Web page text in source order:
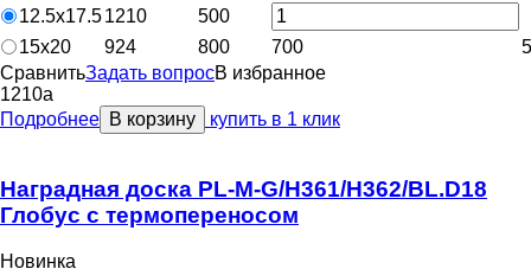
12.5х17.51210
500
15х20
924 800 700
СравнитьЗадать вопросВ избранное
1210a
Подробнее В корзину купить в 1 клик
Наградная доска PL-M-G/H361/H362/BL.D18
Глобус с термопереносом
Новинка